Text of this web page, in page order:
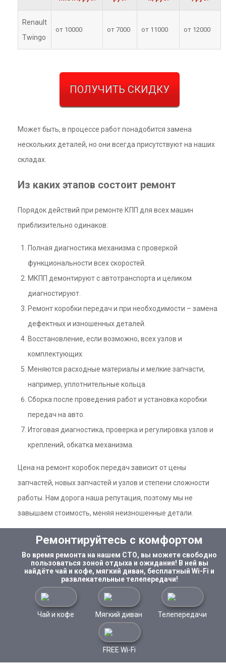
Renault
Twingo
от 10000 от 7000 от 11000 от 12000
ПОЛУЧИТЬ СКИДКУ
Может быть, в процессе работ понадобится замена
нескольких деталей, но они всегда присутствуют на наших
складах.
Из каких этапов состоит ремонт
Порядок действий при ремонте КПП для всех машин
приблизительно одинаков:
Полная диагностика механизма с проверкой
функциональности всех скоростей.
МКПП демонтируют с автотранспорта и целиком
диагностируют.
Ремонт коробки передач и при необходимости – замена
дефектных и изношенных деталей.
Восстановление, если возможно, всех узлов и
комплектующих.
Меняются расходные материалы и мелкие запчасти,
например, уплотнительные кольца.
Сборка после проведения работ и установка коробки
передач на авто.
Итоговая диагностика, проверка и регулировка узлов и
креплений, обкатка механизма.
Цена на ремонт коробок передач зависит от цены
запчастей, новых запчастей и узлов и степени сложности
работы. Нам дорога наша репутация, поэтому мы не
завышаем стоимость, меняя неизношенные детали.
Ремонтируйтесь с комфортом
Во время ремонта на нашем СТО, вы можете свободно
пользоваться зоной отдыха и ожидания! В ней вы
найдёте чай и кофе, мягкий диван, бесплатный Wi-Fi и
развлекательные телепередачи!
Чай и кофе Мягкий диван Телепередачи
FREE Wi-Fi